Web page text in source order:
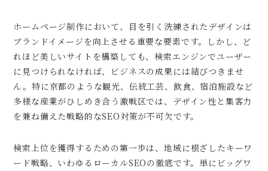
ホームページ制作において、目を引く洗練されたデザインは
ブランドイメージを向上させる重要な要素です。しかし、ど
れほど美しいサイトを構築しても、検索エンジンでユーザー
に見つけられなければ、ビジネスの成果には結びつきませ
ん。特に京都のような観光、伝統工芸、飲食、宿泊施設など
多様な産業がひしめき合う激戦区では、デザイン性と集客力
を兼ね備えた戦略的なSEO対策が不可欠です。
検索上位を獲得するための第一歩は、地域に根ざしたキーワ
ード戦略、いわゆるローカルSEOの徹底です。単にビッグワ